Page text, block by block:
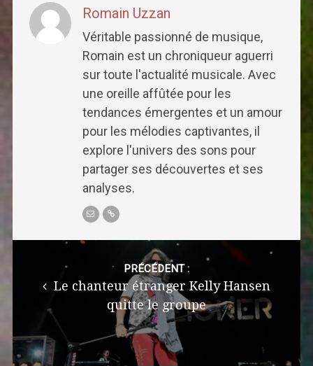
Romain Uzzan
Véritable passionné de musique,
Romain est un chroniqueur aguerri
sur toute l'actualité musicale. Avec
une oreille affûtée pour les
tendances émergentes et un amour
pour les mélodies captivantes, il
explore l'univers des sons pour
partager ses découvertes et ses
analyses.
navigation
PRÉCÉDENT :
Le chanteur étranger Kelly Hansen
quitte le groupe